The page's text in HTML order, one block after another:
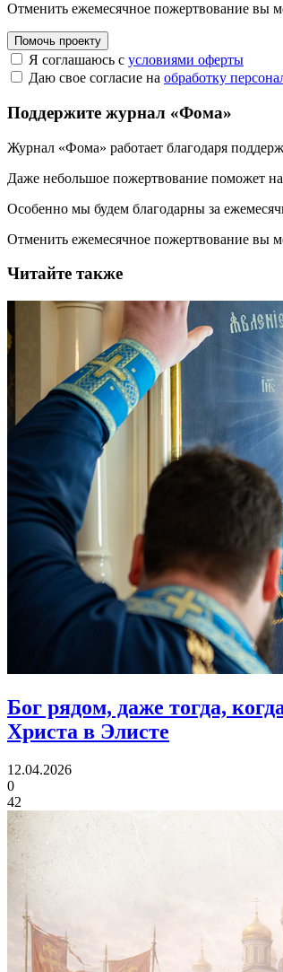
Отменить ежемесячное пожертвование вы
Помочь проекту
Я соглашаюсь с условиями оферты
Даю свое согласие на обработку
Поддержите журнал «Фома»
Журнал «Фома» работает благодаря
Даже небольшое пожертвование поможет
Особенно мы будем благодарны за
Отменить ежемесячное пожертвование вы
Читайте также
Бог рядом, даже тогда,
Христа в Элисте
12.04.2026
0
42